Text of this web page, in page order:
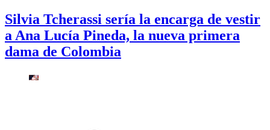
Silvia Tcherassi sería la encarga de vestir
a Ana Lucía Pineda, la nueva primera
dama de Colombia